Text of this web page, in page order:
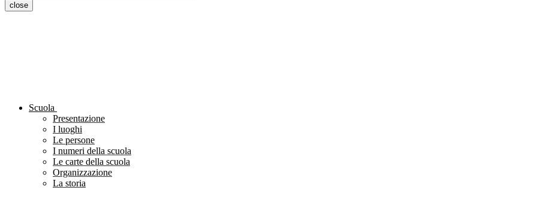
close
Scuola
Presentazione
I luoghi
Le persone
I numeri della scuola
Le carte della scuola
Organizzazione
La storia